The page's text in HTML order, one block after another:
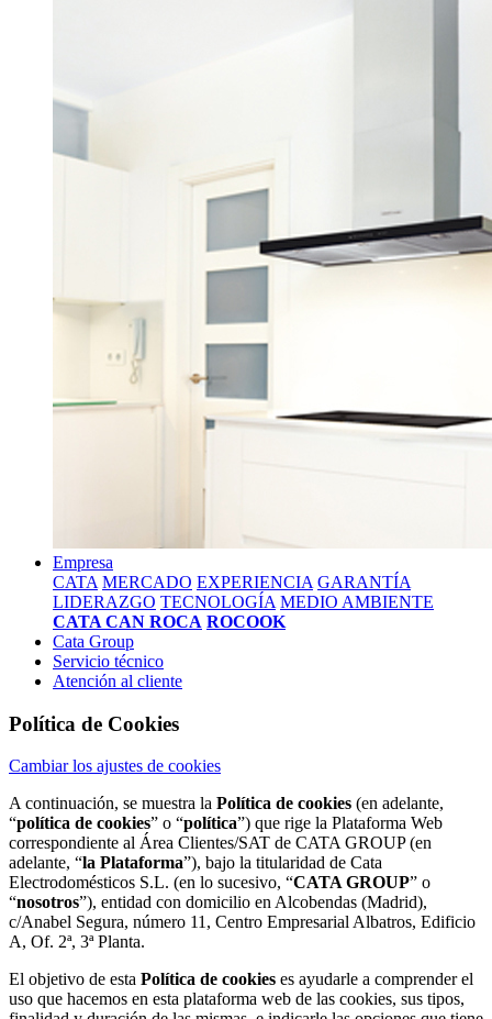
Empresa
CATA MERCADO EXPERIENCIA GARANTÍA
LIDERAZGO TECNOLOGÍA MEDIO AMBIENTE
CATA CAN ROCA ROCOOK
Cata Group
Servicio técnico
Atención al cliente
Política de Cookies
Cambiar los ajustes de cookies
A continuación, se muestra la Política de cookies (en adelante,
“política de cookies” o “política”) que rige la Plataforma Web
correspondiente al Área Clientes/SAT de CATA GROUP (en
adelante, “la Plataforma”), bajo la titularidad de Cata
Electrodomésticos S.L. (en lo sucesivo, “CATA GROUP” o
“nosotros”), entidad con domicilio en Alcobendas (Madrid),
c/Anabel Segura, número 11, Centro Empresarial Albatros, Edificio
A, Of. 2ª, 3ª Planta.
El objetivo de esta Política de cookies es ayudarle a comprender el
uso que hacemos en esta plataforma web de las cookies, sus tipos,